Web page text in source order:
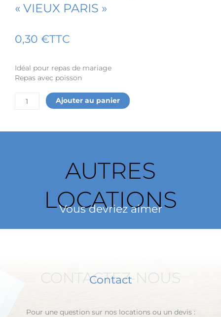
« VIEUX PARIS »
0,30 €TTC
Idéal pour repas de mariage
Repas avec poisson
quantité
Ajouter au panier
AUTRES
LOCATIONS
Vous devriez aimer
CONTACTEZ-NOUS
Contact
Pour une question sur nos locations ou un devis :